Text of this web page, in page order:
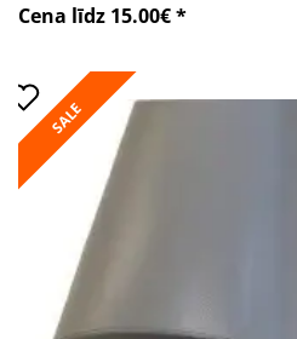
Cena līdz 15.00€ *
SALE